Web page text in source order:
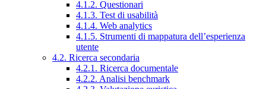
4.1.2. Questionari
4.1.3. Test di usabilità
4.1.4. Web analytics
4.1.5. Strumenti di mappatura dell’esperienza
utente
4.2. Ricerca secondaria
4.2.1. Ricerca documentale
4.2.2. Analisi benchmark